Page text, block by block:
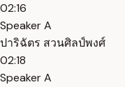
02:16
Speaker A
ปาริฉัตร สวนศิลป์พงศ์
02:18
Speaker A